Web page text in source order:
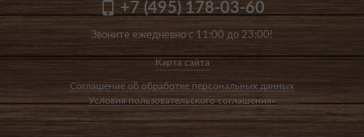
+7 (495) 178-03-60
Звоните ежедневно с 11:00 до 23:00!
Карта сайта
Соглашение об обработке персональных данных
Условия пользовательского соглашения»